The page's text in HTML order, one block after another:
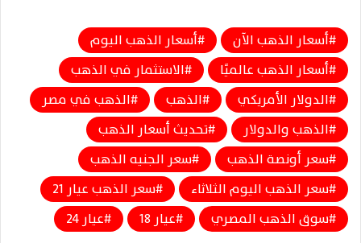
أسعار الذهب الآن
أسعار الذهب اليوم
أسعار الذهب عالميًا
الاستثمار في الذهب
الدولار الأمريكي
الذهب
الذهب في مصر
الذهب والدولار
تحديث أسعار الذهب
سعر أونصة الذهب
سعر الجنيه الذهب
سعر الذهب اليوم الثلاثاء
سعر الذهب عيار 21
سوق الذهب المصري
عيار 18 عيار 24